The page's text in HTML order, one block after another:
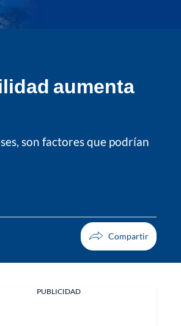
aumenta
son factores que podrían
PUBLICIDAD